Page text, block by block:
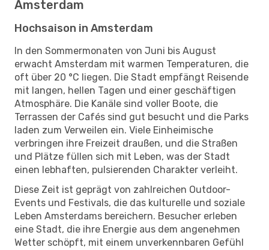
Amsterdam
Hochsaison in Amsterdam
In den Sommermonaten von Juni bis August
erwacht Amsterdam mit warmen Temperaturen, die
oft über 20 °C liegen. Die Stadt empfängt Reisende
mit langen, hellen Tagen und einer geschäftigen
Atmosphäre. Die Kanäle sind voller Boote, die
Terrassen der Cafés sind gut besucht und die Parks
laden zum Verweilen ein. Viele Einheimische
verbringen ihre Freizeit draußen, und die Straßen
und Plätze füllen sich mit Leben, was der Stadt
einen lebhaften, pulsierenden Charakter verleiht.
Diese Zeit ist geprägt von zahlreichen Outdoor-
Events und Festivals, die das kulturelle und soziale
Leben Amsterdams bereichern. Besucher erleben
eine Stadt, die ihre Energie aus dem angenehmen
Wetter schöpft, mit einem unverkennbaren Gefühl